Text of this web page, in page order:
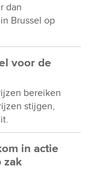
dan
Brussel op
voor de
bereiken
stijgen,
in actie
zak